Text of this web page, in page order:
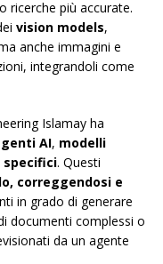
ricerche più accurate.
vision models,
anche immagini e
integrandoli come
Islamay ha
AI, modelli
. Questi
correggendosi e
in grado di generare
documenti complessi o
da un agente